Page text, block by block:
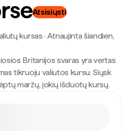
Atsisiųsti
kursas · Atnaujinta šiandien,
Britanijos svaras yra vertas
tikruoju valiutos kursu. Siųsk
maržų, jokių išduotų kursų.